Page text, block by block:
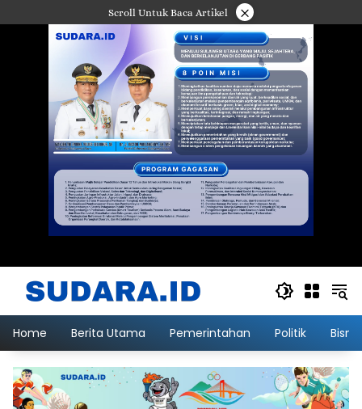
ke
Scroll Untuk Baca Artikel ×
Home Berita Utama Pemerintahan Politik